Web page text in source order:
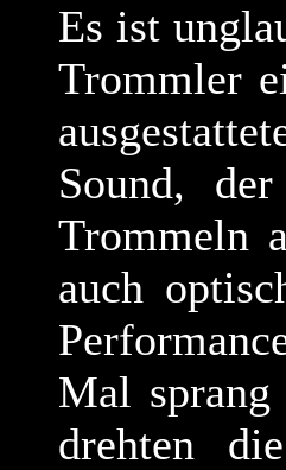
Es ist
Trommler
Sound,
Trommeln
auch
Mal
drehten